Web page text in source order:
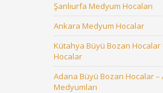
Şanlıurfa Medyum Hocaları
Ankara Medyum Hocalar
Kütahya Büyü Bozan Hocalar
Hocalar
Adana Büyü Bozan Hocalar –
Medyumları